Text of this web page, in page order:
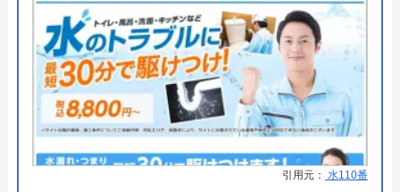
水の生活救急車の基本情報
運営会社 株式会社生活救急車
代表者 楯広長
所在地
〒460-0008
名古屋市中区栄1丁目14-15
ド・コンビニ払い
●累計実績 ―
●保証・保険 PL保険加入
詳細は公式HPでご確認ください
街角水道工事相談所がおすすめの理由
引用元： 水110番